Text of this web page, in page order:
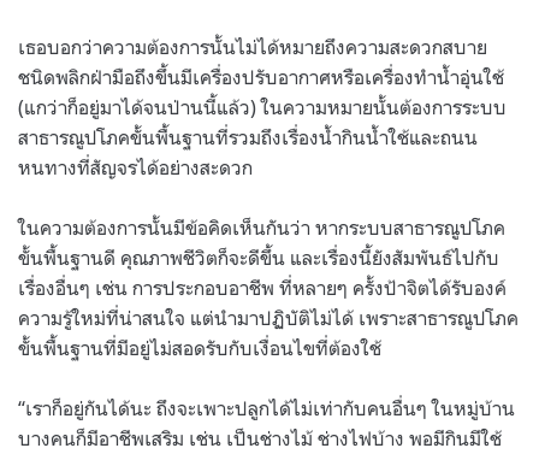
เธอบอกว่าความต้องการนั้นไม่ได้หมายถึงความสะดวกสบาย
ชนิดพลิกฝ่ามือถึงขึ้นมีเครื่องปรับอากาศหรือเครื่องทำน้ำอุ่นใช้
(แกว่าก็อยู่มาได้จนป่านนี้แล้ว) ในความหมายนั้นต้องการระบบ
สาธารณูปโภคขั้นพื้นฐานที่รวมถึงเรื่องน้ำกินน้ำใช้และถนน
หนทางที่สัญจรได้อย่างสะดวก
ในความต้องการนั้นมีข้อคิดเห็นกันว่า หากระบบสาธารณูปโภค
ขั้นพื้นฐานดี คุณภาพชีวิตก็จะดีขึ้น และเรื่องนี้ยังสัมพันธ์ไปกับ
เรื่องอื่นๆ เช่น การประกอบอาชีพ ที่หลายๆ ครั้งป้าจิตได้รับองค์
ความรู้ใหม่ที่น่าสนใจ แต่นำมาปฏิบัติไม่ได้ เพราะสาธารณูปโภค
ขั้นพื้นฐานที่มีอยู่ไม่สอดรับกับเงื่อนไขที่ต้องใช้
“เราก็อยู่กันได้นะ ถึงจะเพาะปลูกได้ไม่เท่ากับคนอื่นๆ ในหมู่บ้าน
บางคนก็มีอาชีพเสริม เช่น เป็นช่างไม้ ช่างไฟบ้าง พอมีกินมีใช้